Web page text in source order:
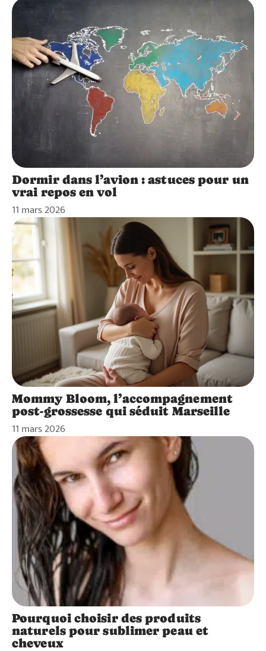
Dormir dans l’avion : astuces pour un
vrai repos en vol
11 mars 2026
Mommy Bloom, l’accompagnement
post-grossesse qui séduit Marseille
11 mars 2026
Pourquoi choisir des produits
naturels pour sublimer peau et
cheveux